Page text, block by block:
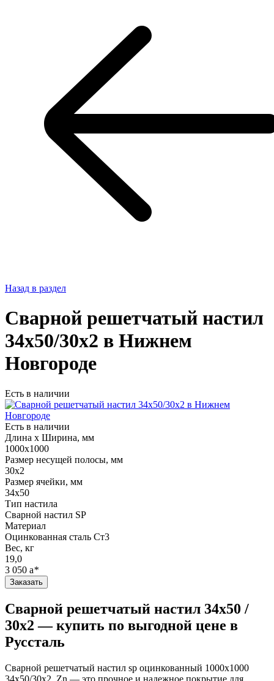
Назад в раздел
Сварной решетчатый настил
34х50/30х2 в Нижнем
Новгороде
Есть в наличии
Есть в наличии
Длина х Ширина, мм
1000х1000
Размер несущей полосы, мм
30х2
Размер ячейки, мм
34х50
Тип настила
Сварной настил SP
Материал
Оцинкованная сталь Ст3
Вес, кг
19,0
3 050 a*
Заказать
Сварной решетчатый настил 34х50 /
30х2 — купить по выгодной цене в
Руссталь
Сварной решетчатый настил sp оцинкованный 1000х1000
34х50/30х2, Zn — это прочное и надежное покрытие для